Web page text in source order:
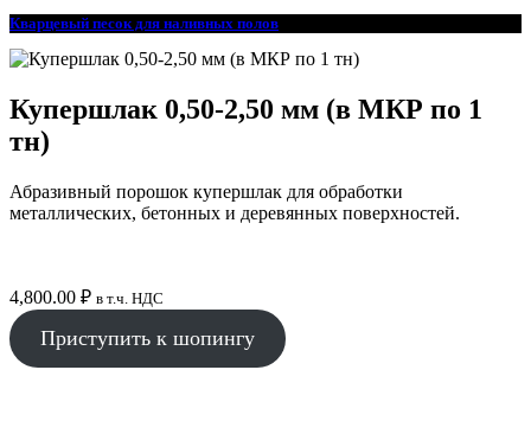
Кварцевый песок для наливных полов
Купершлак 0,50-2,50 мм (в МКР по 1
тн)
Абразивный порошок купершлак для обработки
металлических, бетонных и деревянных поверхностей.
4,800.00 ₽ в т.ч. НДС
Приступить к шопингу